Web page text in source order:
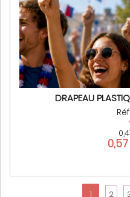
DRAPEAU
1 2